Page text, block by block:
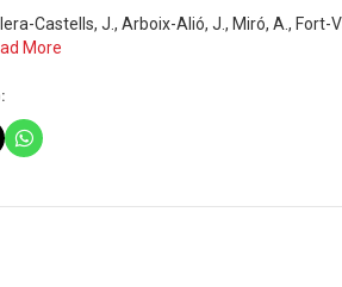
Castells, J., Arboix-Alió, J., Miró, A.,
More